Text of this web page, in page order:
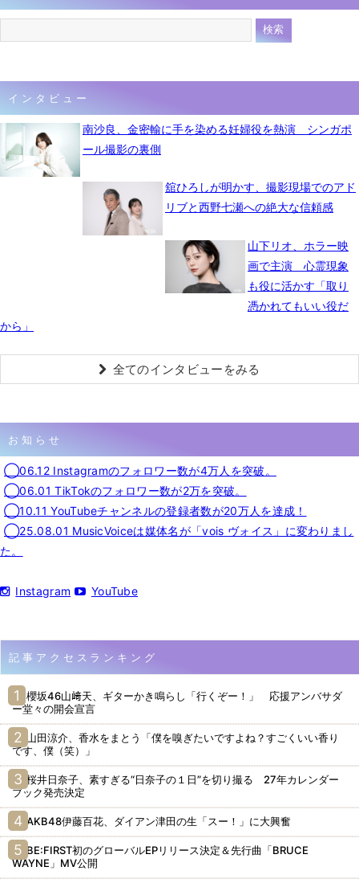
インタビュー
南沙良、金密輸に手を染める妊婦役を熱演 シンガポ
ール撮影の裏側
舘ひろしが明かす、撮影現場でのアド
リブと西野七瀬への絶大な信頼感
山下リオ、ホラー映
画で主演 心霊現象
も役に活かす「取り
憑かれてもいい役だ
から」
全てのインタビューをみる
お知らせ
◯06.12 Instagramのフォロワー数が4万人を突破。
◯06.01 TikTokのフォロワー数が2万を突破。
◯10.11 YouTubeチャンネルの登録者数が20万人を達成！
◯25.08.01 MusicVoiceは媒体名が「vois ヴォイス」に変わりまし
た。
Instagram YouTube
記事アクセスランキング
櫻坂46山﨑天、ギターかき鳴らし「行くぞー！」 応援アンバサダ
ー堂々の開会宣言
山田涼介、香水をまとう「僕を嗅ぎたいですよね？すごくいい香り
です、僕（笑）」
桜井日奈子、素すぎる“日奈子の１日”を切り撮る 27年カレンダー
ブック発売決定
AKB48伊藤百花、ダイアン津田の生「スー！」に大興奮
BE:FIRST初のグローバルEPリリース決定＆先行曲「BRUCE
WAYNE」MV公開